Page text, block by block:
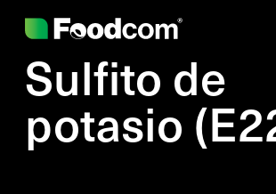
Sulfito de
potasio